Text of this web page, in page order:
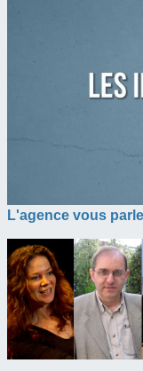
L'agence vous parle